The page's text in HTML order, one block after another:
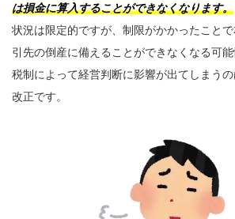
は損金に算入することができなくなります。
状況は限定的ですが、制限がかかったこと
引先の倒産に備えることができなくなる可能
税制によって経営判断に影響が出てしまう
改正です。